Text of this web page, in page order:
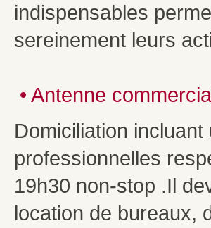
indispensables
sereinement leurs
• Antenne
Domiciliation
professionnelles
19h30 non-stop .Il
location de bureaux,